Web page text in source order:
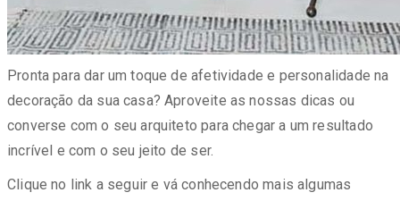
Pronta para dar um toque de afetividade e personalidade na
decoração da sua casa? Aproveite as nossas dicas ou
converse com o seu arquiteto para chegar a um resultado
incrível e com o seu jeito de ser.
Clique no link a seguir e vá conhecendo mais algumas